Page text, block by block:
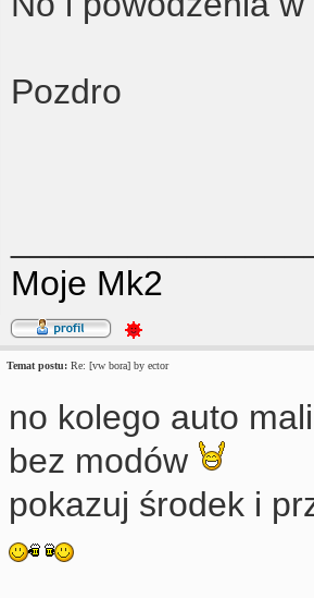
Pozdro
Moje Mk2
Temat postu: Re: [vw bora] by ector
no kolego auto
bez modów
pokazuj środek i